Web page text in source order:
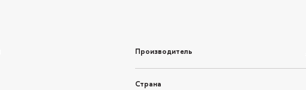
Производитель
Страна